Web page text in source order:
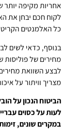
אחריות מקיפה יותר
לקוח חכם יבחן את
כל האלמנטים
בנוסף, כדאי לשים
מחירים של פוליסות
לבצע השוואת
מצריך וויתור על
הביטוח הנכון על
לעות על כסוים
במקרים שונים,